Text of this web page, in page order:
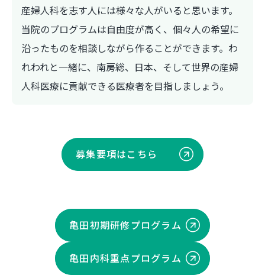
産婦人科を志す人には様々な人がいると思います。
当院のプログラムは自由度が高く、個々人の希望に
沿ったものを相談しながら作ることができます。わ
れわれと一緒に、南房総、日本、そして世界の産婦
人科医療に貢献できる医療者を目指しましょう。
募集要項はこちら
亀田初期研修プログラム
亀田内科重点プログラム